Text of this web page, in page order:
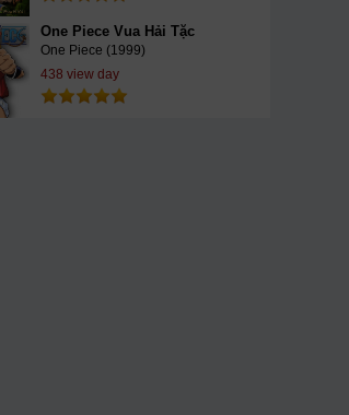
One Piece Vua Hải Tặc
One Piece (1999)
438 view day